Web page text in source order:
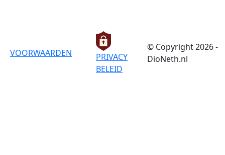
VOORWAARDEN
PRIVACY
BELEID
© Copyright 2026 -
DioNeth.nl